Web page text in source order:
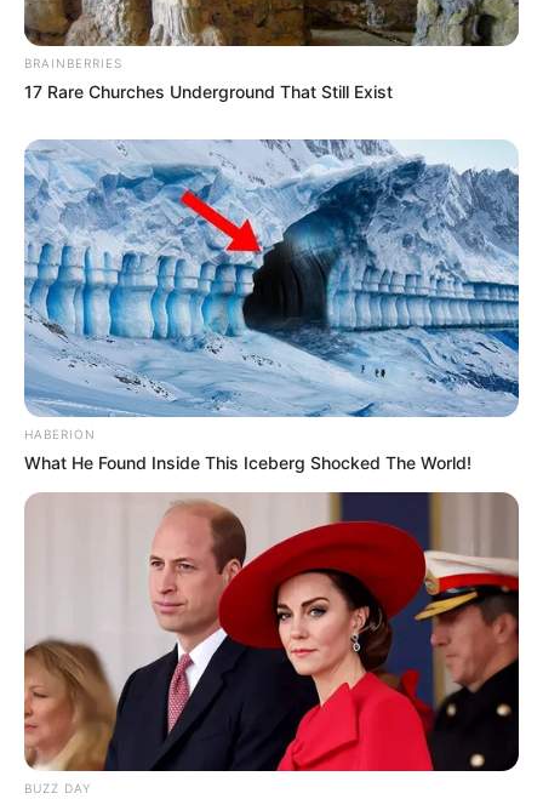
El Bosque de Las Fantasías
BRAINBERRIES
17 Rare Churches Underground That Still Exist
HABERION
What He Found Inside This Iceberg Shocked The World!
BUZZ DAY